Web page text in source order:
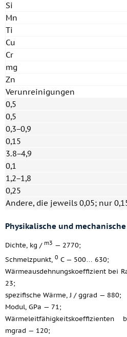
Si
Mn
Ti
Cu
Cr
mg
Zn
Verunreinigungen
0,5
0,5
0,3−0,9
0,15
3.8−4,9
0,1
1,2−1,8
0,25
Andere, die jeweils 0,05; nur
Physikalische und
Dichte, kg / m3 — 2770;
Schmelzpunkt, 0 C — 500… 630;
Wärmeausdehnungskoeffizient bei
23;
spezifische Wärme, J / ggrad — 880;
Modul, GPa — 71;
mgrad — 120;